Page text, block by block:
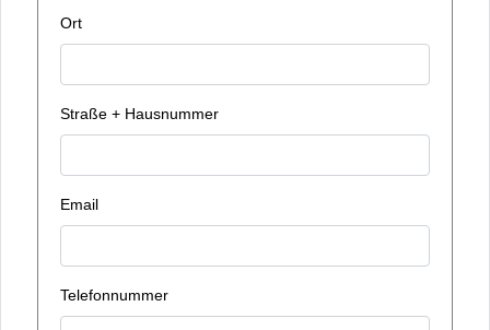
Ort
Straße + Hausnummer
Email
Telefonnummer